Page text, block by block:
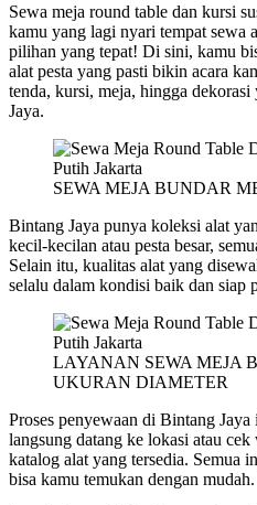
Sewa meja round table dan kursi
kamu yang lagi nyari tempat sewa
pilihan yang tepat! Di sini, kamu
alat pesta yang pasti bikin acara
tenda, kursi, meja, hingga
Jaya.
SEWA MEJA BUNDAR
Bintang Jaya punya koleksi alat
kecil-kecilan atau pesta besar,
Selain itu, kualitas alat yang
selalu dalam kondisi baik dan siap
LAYANAN SEWA MEJA
UKURAN DIAMETER
Proses penyewaan di Bintang
langsung datang ke lokasi atau
katalog alat yang tersedia. Semua
bisa kamu temukan dengan